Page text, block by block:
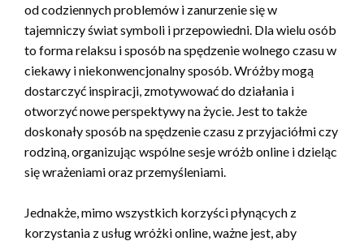
od codziennych problemów i zanurzenie się w
tajemniczy świat symboli i przepowiedni. Dla wielu osób
to forma relaksu i sposób na spędzenie wolnego czasu w
ciekawy i niekonwencjonalny sposób. Wróżby mogą
dostarczyć inspiracji, zmotywować do działania i
otworzyć nowe perspektywy na życie. Jest to także
doskonały sposób na spędzenie czasu z przyjaciółmi czy
rodziną, organizując wspólne sesje wróżb online i dzieląc
się wrażeniami oraz przemyśleniami.
Jednakże, mimo wszystkich korzyści płynących z
korzystania z usług wróżki online, ważne jest, aby